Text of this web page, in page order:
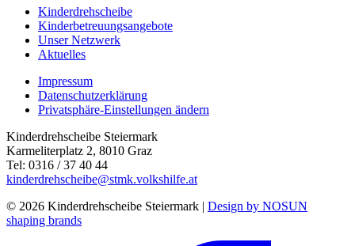
Kinderdrehscheibe
Kinderbetreuungs­angebote
Unser Netzwerk
Aktuelles
Impressum
Datenschutzerklärung
Privatsphäre-Einstellungen ändern
Kinderdrehscheibe Steiermark
Karmeliterplatz 2, 8010 Graz
Tel: 0316 / 37 40 44
kinderdrehscheibe@stmk.volkshilfe.at
© 2026 Kinderdrehscheibe Steiermark | Design by NOSUN
shaping brands